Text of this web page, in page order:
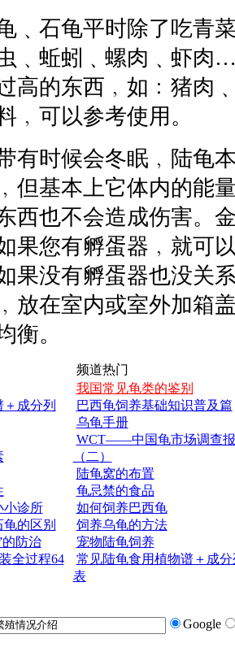
﹑石龟平时除了吃青
﹑蚯蚓﹑螺肉﹑虾肉
高的东西﹐如﹕猪肉
﹐可以参考使用。
有时候会冬眠﹐陆龟
但基本上它体内的能
西也不会造成伤害。
果您有孵蛋器﹐就可
果没有孵蛋器也没关
放在室内或室外加箱
衡。
成分列
小诊所
的区别
防治
全过程64
频道热门
我国常见龟类的鉴别
巴西龟饲养基础知识普及篇
乌龟手册
WCT——中国龟市场调查
（二）
陆龟窝的布置
龟忌禁的食品
如何饲养巴西龟
饲养乌龟的方法
宠物陆龟饲养
常见陆龟食用植物谱＋成分
表
Google